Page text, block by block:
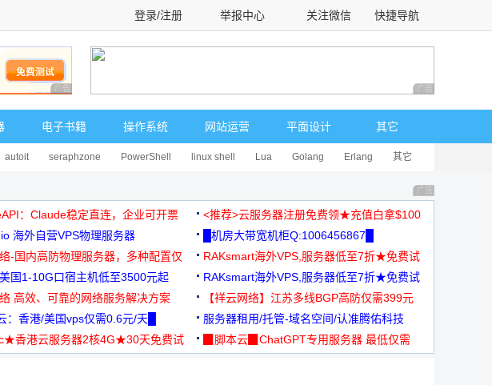
登录/注册 举报中心 关注微信 快捷导航
广告 商业广告，理性选择 广告 商业广告，理
电子书籍 操作系统 网站运营 平面设计 其它
autoit seraphzone PowerShell linux shell Lua Golang Erlang 其它
广告 商业广告，理
：Claude稳定直连，企业可开票
<推荐>云服务器注册免费领★充值白拿$100
海外自营VPS物理服务器
█机房大带宽机柜Q:1006456867█
-国内高防物理服务器，多种配置仅
起
RAKsmart海外VPS,服务器低至7折★免费试
用★
国1-10G口宿主机低至3500元起
RAKsmart海外VPS,服务器低至7折★免费试
用★
高效、可靠的网络服务解决方案
【祥云网络】江苏多线BGP高防仅需399元
：香港/美国vps仅需0.6元/天█
服务器租用/托管-域名空间/认准腾佑科技
香港云服务器2核4G★30天免费试
▉脚本云▉ChatGPT专用服务器 最低仅需